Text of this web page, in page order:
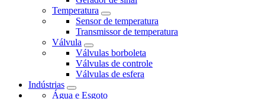
Temperatura
Sensor de temperatura
Transmissor de temperatura
Válvula
Válvulas borboleta
Válvulas de controle
Válvulas de esfera
Indústrias
Água e Esgoto